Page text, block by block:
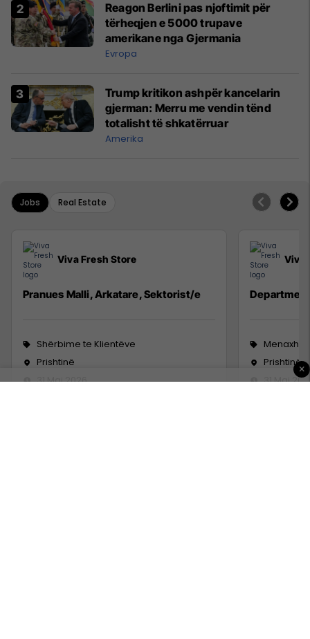
Reagon Berlini pas njoftimit për
tërheqjen e 5000 trupave
amerikane nga Gjermania
Evropa
Trump kritikon ashpër kancelarin
gjerman: Merru me vendin tënd
totalisht të shkatërruar
Amerika
Jobs Real Estate
Viva Fresh Store
Pranues Malli, Arkatare, Sektorist/e
Shërbime te Klientëve
Prishtinë
31 Maj 2026
Viva
Prishtinë
31 Maj
×